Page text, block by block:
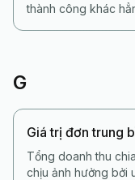
thành công khác
G
Giá trị đơn trung
Tổng doanh thu
chịu ảnh hưởng bởi